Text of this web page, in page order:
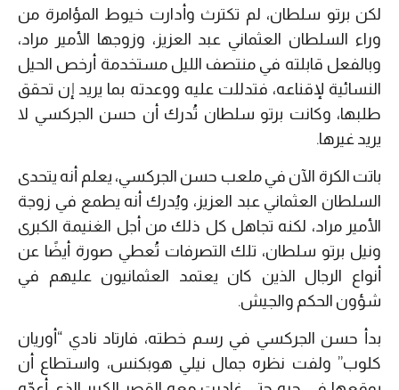
لكن برتو سلطان، لم تكترث وأدارت خيوط المؤامرة من
وراء السلطان العثماني عبد العزيز، وزوجها الأمير مراد،
وبالفعل قابلته في منتصف الليل مستخدمة أرخص الحيل
النسائية لإقناعه، فتدللت عليه ووعدته بما يريد إن تحقق
طلبها، وكانت برتو سلطان تُدرك أن حسن الجركسي لا
يريد غيرها.
باتت الكرة الآن في ملعب حسن الجركسي، يعلم أنه يتحدى
السلطان العثماني عبد العزيز، ويُدرك أنه يطمع في زوجة
الأمير مراد، لكنه تجاهل كل ذلك من أجل الغنيمة الكبرى
ونيل برتو سلطان، تلك التصرفات تُعطي صورة أيضًا عن
أنواع الرجال الذين كان يعتمد العثمانيون عليهم في
شؤون الحكم والجيش.
بدأ حسن الجركسي في رسم خطته، فارتاد نادي “أوريان
كلوب” ولفت نظره جمال نيلي هوبكنس، واستطاع أن